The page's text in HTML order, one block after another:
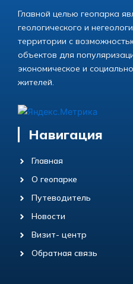
Главной целью геопарка
геологического и
территории с
объектов для
экономическое и
жителей.
Навигация
Главная
О геопарке
Путеводитель
Новости
Визит- центр
Обратная связь